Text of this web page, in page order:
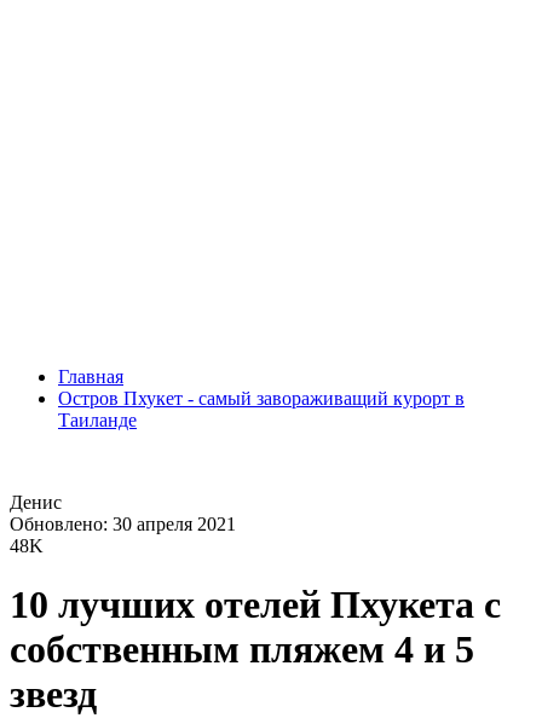
Главная
Остров Пхукет - самый завораживащий курорт в
Таиланде
Денис
Обновлено: 30 апреля 2021
48K
10 лучших отелей Пхукета с
собственным пляжем 4 и 5
звезд